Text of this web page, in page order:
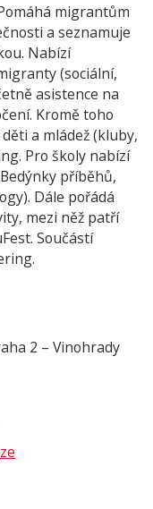
migrantům
a seznamuje
Nabízí
(sociální,
asistence na
Kromě toho
a mládež (kluby,
Pro školy nabízí
příběhů,
Dále pořádá
mezi něž patří
Součástí
2 – Vinohrady